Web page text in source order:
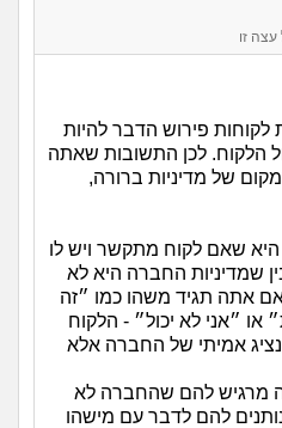
עצה זו
לקוחות פירוש הדבר להיות
הלקוח. לכן התשובות שאתה
של מדיניות ברורה,
היא שאם לקוח מתקשר ויש לו
שמדיניות החברה היא לא
אתה תגיד משהו כמו ״זה
או ״אני לא יכול״ - הלקוח
אמיתי של החברה אלא
זה מרגיש להם שהחברה לא
להם לדבר עם מישהו